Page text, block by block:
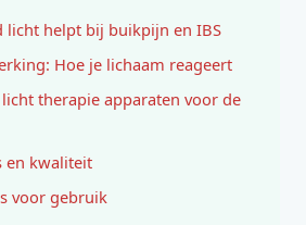
licht helpt bij buikpijn en IBS
Hoe je lichaam reageert
therapie apparaten voor de
en kwaliteit
voor gebruik